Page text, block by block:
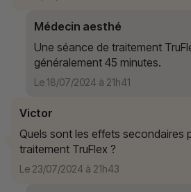
Médecin aesthé
Une séance de traitement
généralement 45 minutes.
Le 18/07/2024 à 21h41
Victor
Quels sont les effets secondaires
traitement TruFlex ?
Le 23/07/2024 à 21h43